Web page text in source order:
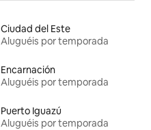
Ciudad del Este
Aluguéis por temporada
Encarnación
Aluguéis por temporada
Puerto Iguazú
Aluguéis por temporada